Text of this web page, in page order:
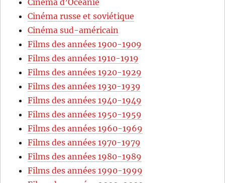
Cinéma d’Océanie
Cinéma russe et soviétique
Cinéma sud-américain
Films des années 1900-1909
Films des années 1910-1919
Films des années 1920-1929
Films des années 1930-1939
Films des années 1940-1949
Films des années 1950-1959
Films des années 1960-1969
Films des années 1970-1979
Films des années 1980-1989
Films des années 1990-1999